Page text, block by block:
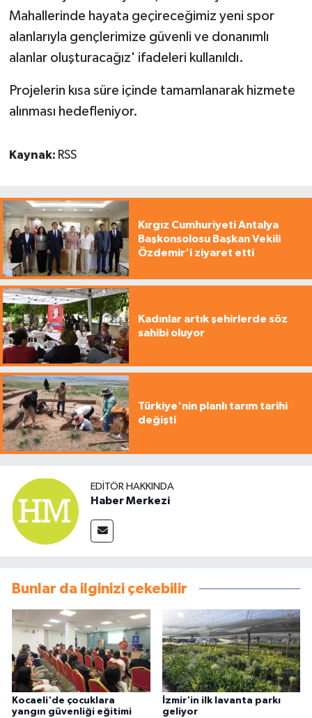
Mahallerinde hayata geçireceğimiz yeni spor
alanlarıyla gençlerimize güvenli ve donanımlı
alanlar oluşturacağız' ifadeleri kullanıldı.
Projelerin kısa süre içinde tamamlanarak hizmete
alınması hedefleniyor.
Kaynak: RSS
Kırgız Cumhuriyeti Antalya
Başkonsolosu Başkan Vekili
Özdemir'i ziyaret etti
Kadınlar artık şehirlerde söz
sahibi oluyor
Türkiye'nin planlı tarım tarihi
değişti
EDITÖR HAKKINDA
Haber Merkezi
Bunlar da ilginizi çekebilir
Kocaeli'de çocuklara
yangın güvenliği eğitimi
İzmir'in ilk lavanta parkı
geliyor